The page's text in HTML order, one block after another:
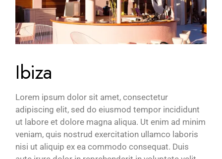
Ibiza
Lorem ipsum dolor sit amet, consectetur
adipiscing elit, sed do eiusmod tempor incididunt
ut labore et dolore magna aliqua. Ut enim ad minim
veniam, quis nostrud exercitation ullamco laboris
nisi ut aliquip ex ea commodo consequat. Duis